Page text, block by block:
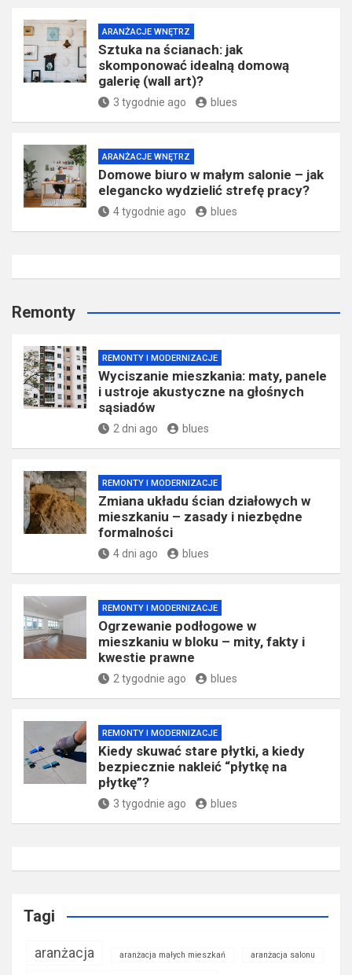
ARANŻACJE WNĘTRZ
Sztuka na ścianach: jak
skomponować idealną domową
galerię (wall art)?
3 tygodnie ago blues
ARANŻACJE WNĘTRZ
Domowe biuro w małym salonie – jak
elegancko wydzielić strefę pracy?
4 tygodnie ago blues
Remonty
REMONTY I MODERNIZACJE
Wyciszanie mieszkania: maty, panele
i ustroje akustyczne na głośnych
sąsiadów
2 dni ago blues
REMONTY I MODERNIZACJE
Zmiana układu ścian działowych w
mieszkaniu – zasady i niezbędne
formalności
4 dni ago blues
REMONTY I MODERNIZACJE
Ogrzewanie podłogowe w
mieszkaniu w bloku – mity, fakty i
kwestie prawne
2 tygodnie ago blues
REMONTY I MODERNIZACJE
Kiedy skuwać stare płytki, a kiedy
bezpiecznie nakleić “płytkę na
płytkę”?
3 tygodnie ago blues
Tagi
aranżacja aranżacja małych mieszkań aranżacja salonu